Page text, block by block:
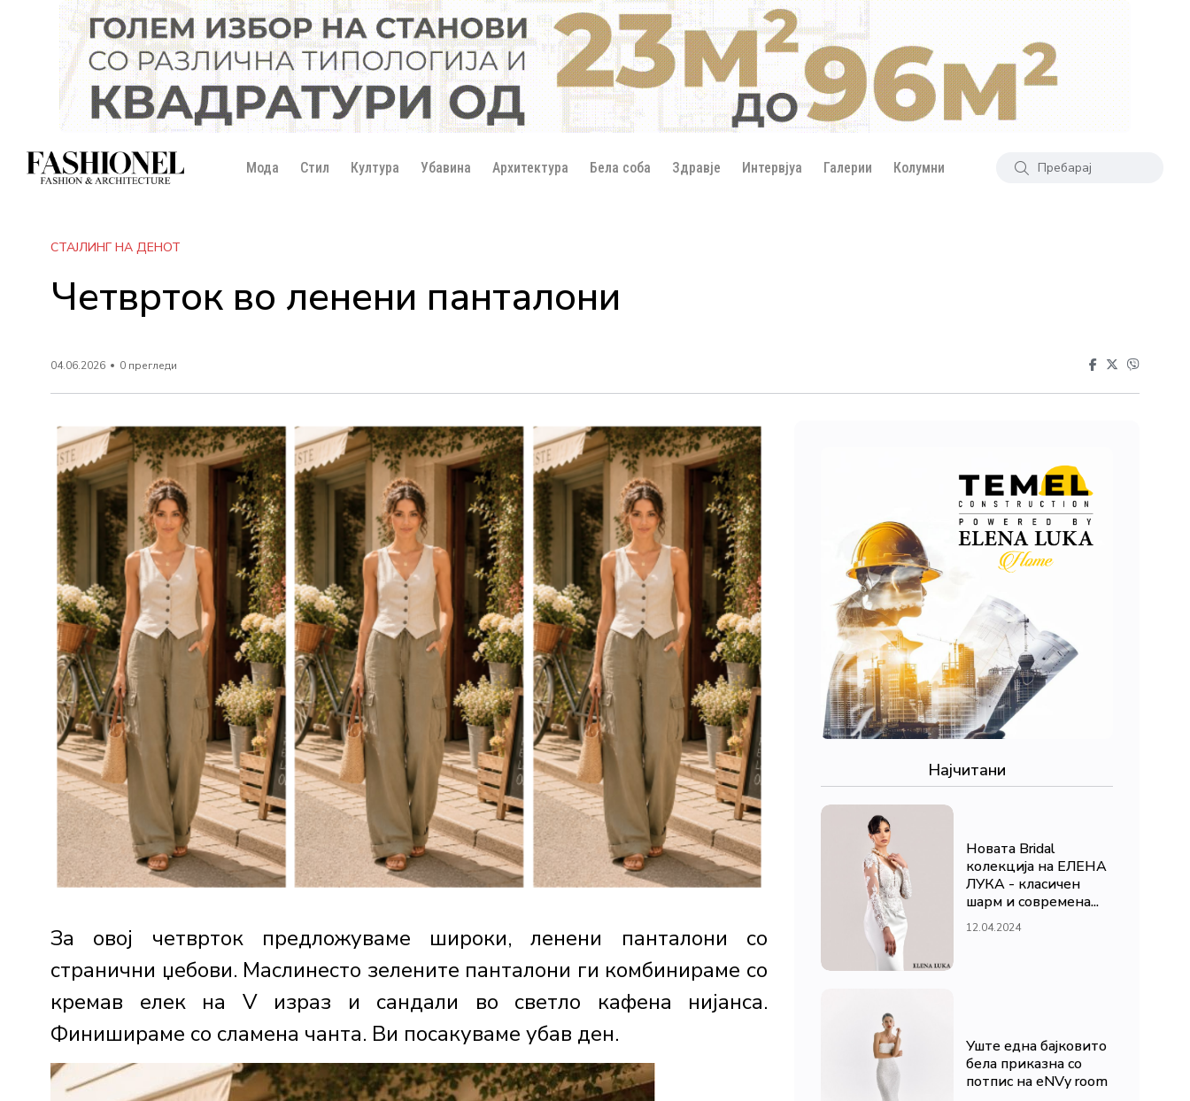
Мода Стил Култура Убавина Архитектура Бела соба Здравје Интервјуа Галерии Колумни
СТАЈЛИНГ НА ДЕНОТ
Четврток во ленени панталони
04.06.2026 0 прегледи
За овој четврток предложуваме широки, ленени панталони со
странични џебови. Маслинесто зелените панталони ги комбинираме со
кремав елек на V израз и сандали во светло кафена нијанса.
Финишираме со сламена чанта. Ви посакуваме убав ден.
Најчитани
Новата Bridal
колекција на ЕЛЕНА
ЛУКА - класичен
шарм и современа...
12.04.2024
Уште една бајковито
бела приказна со
потпис на eNVy room